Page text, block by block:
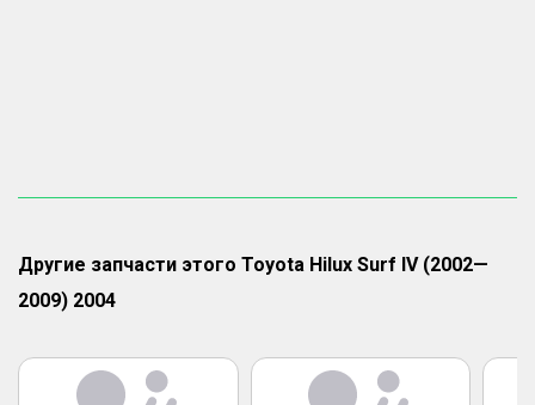
Другие запчасти этого Toyota Hilux Surf IV (2002—
2009) 2004